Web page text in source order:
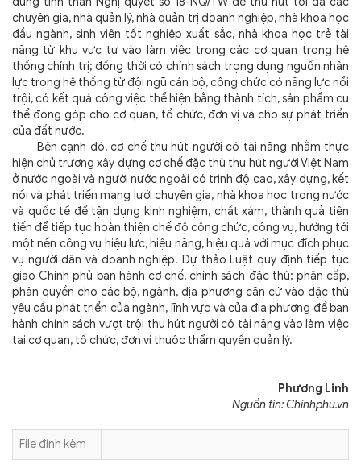
chuyên gia, nhà quản lý, nhà quản trị doanh nghiệp, nhà khoa học
đầu ngành, sinh viên tốt nghiệp xuất sắc, nhà khoa học trẻ tài
năng từ khu vực tư vào làm việc trong các cơ quan trong hệ
thống chính trị; đồng thời có chính sách trọng dụng nguồn nhân
lực trong hệ thống từ đội ngũ cán bộ, công chức có năng lực nổi
trội, có kết quả công việc thể hiện bằng thành tích, sản phẩm cụ
thể đóng góp cho cơ quan, tổ chức, đơn vị và cho sự phát triển
của đất nước.
Bên cạnh đó, cơ chế thu hút người có tài năng nhằm thực
hiện chủ trương xây dựng cơ chế đặc thù thu hút người Việt Nam
ở nước ngoài và người nước ngoài có trình độ cao, xây dựng, kết
nối và phát triển mạng lưới chuyên gia, nhà khoa học trong nước
và quốc tế để tận dụng kinh nghiệm, chất xám, thành quả tiên
tiến để tiếp tục hoàn thiện chế độ công chức, công vụ, hướng tới
một nền công vụ hiệu lực, hiệu năng, hiệu quả với mục đích phục
vụ người dân và doanh nghiệp. Dự thảo Luật quy định tiếp tục
giao Chính phủ ban hành cơ chế, chính sách đặc thù; phân cấp,
phân quyền cho các bộ, ngành, địa phương căn cứ vào đặc thù
yêu cầu phát triển của ngành, lĩnh vực và của địa phương để ban
hành chính sách vượt trội thu hút người có tài năng vào làm việc
tại cơ quan, tổ chức, đơn vị thuộc thẩm quyền quản lý.
Phương Linh
Nguồn tin: Chinhphu.vn
File đính kèm